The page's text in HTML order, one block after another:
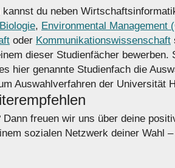
kannst du neben
Biologie, Environmental Management
oder Kommunikationswissenschaft
dieser Studienfächer bewerben.
hier genannte Studienfach die
Auswahlverfahren der Universität
freuen wir uns über deine
sozialen Netzwerk deiner Wahl